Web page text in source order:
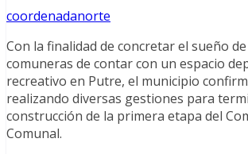
coordenadanorte
Con la finalidad de concretar el sueño
comuneras de contar con un espacio
recreativo en Putre, el municipio
realizando diversas gestiones para
construcción de la primera etapa del
Comunal.